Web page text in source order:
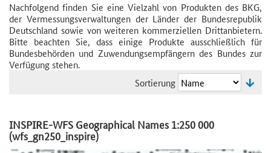
Nachfolgend finden Sie eine Vielzahl von Produkten des BKG,
der Vermessungsverwaltungen der Länder der Bundesrepublik
Deutschland sowie von weiteren kommerziellen Drittanbietern.
Bitte beachten Sie, dass einige Produkte ausschließlich für
Bundesbehörden und Zuwendungsempfängern des Bundes zur
Verfügung stehen.
Sortierung
INSPIRE-WFS Geographical Names 1:250 000
(wfs_gn250_inspire)